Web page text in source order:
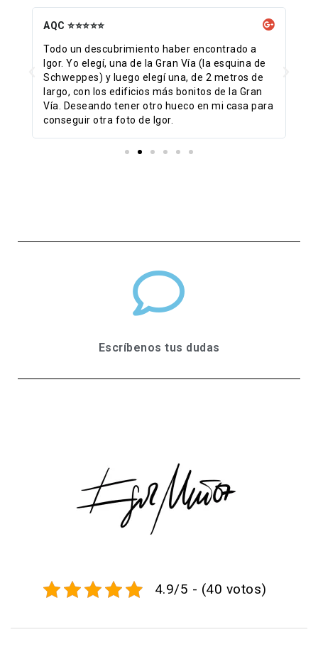
AQC ⭐⭐⭐⭐⭐
Todo un descubrimiento haber encontrado a
Igor. Yo elegí, una de la Gran Vía (la esquina de
Schweppes) y luego elegí una, de 2 metros de
largo, con los edificios más bonitos de la Gran
Vía. Deseando tener otro hueco en mi casa para
conseguir otra foto de Igor.
Escríbenos tus dudas
4.9/5 - (40 votos)